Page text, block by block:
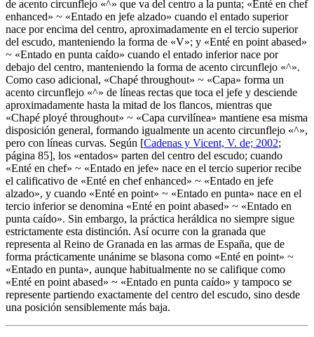
de acento circunflejo «^» que va del centro a la punta; «Enté en chef
enhanced» ~ «Entado en jefe alzado» cuando el entado superior
nace por encima del centro, aproximadamente en el tercio superior
del escudo, manteniendo la forma de «V»; y «Enté en point abased»
~ «Entado en punta caído» cuando el entado inferior nace por
debajo del centro, manteniendo la forma de acento circunflejo «^».
Como caso adicional, «Chapé throughout» ~ «Capa» forma un
acento circunflejo «^» de líneas rectas que toca el jefe y desciende
aproximadamente hasta la mitad de los flancos, mientras que
«Chapé ployé throughout» ~ «Capa curvilínea» mantiene esa misma
disposición general, formando igualmente un acento circunflejo «^»,
pero con líneas curvas. Según [Cadenas y Vicent, V. de; 2002;
página 85], los «entados» parten del centro del escudo; cuando
«Enté en chef» ~ «Entado en jefe» nace en el tercio superior recibe
el calificativo de «Enté en chef enhanced» ~ «Entado en jefe
alzado», y cuando «Enté en point» ~ «Entado en punta» nace en el
tercio inferior se denomina «Enté en point abased» ~ «Entado en
punta caído». Sin embargo, la práctica heráldica no siempre sigue
estrictamente esta distinción. Así ocurre con la granada que
representa al Reino de Granada en las armas de España, que de
forma prácticamente unánime se blasona como «Enté en point» ~
«Entado en punta», aunque habitualmente no se califique como
«Enté en point abased» ~ «Entado en punta caído» y tampoco se
represente partiendo exactamente del centro del escudo, sino desde
una posición sensiblemente más baja.